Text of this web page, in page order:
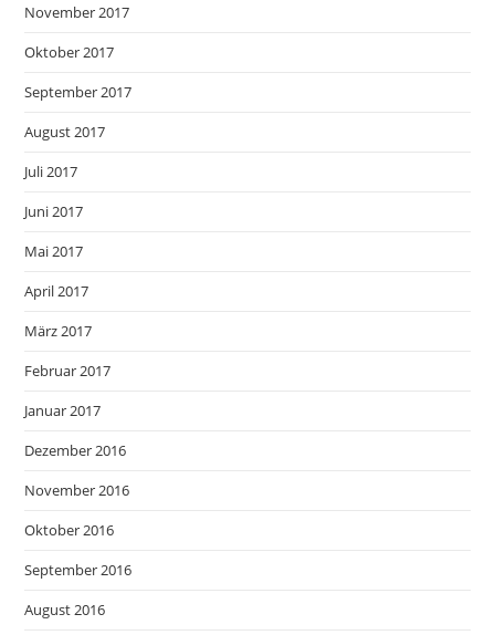
November 2017
Oktober 2017
September 2017
August 2017
Juli 2017
Juni 2017
Mai 2017
April 2017
März 2017
Februar 2017
Januar 2017
Dezember 2016
November 2016
Oktober 2016
September 2016
August 2016